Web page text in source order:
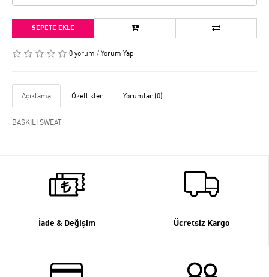
SEPETE EKLE
0 yorum / Yorum Yap
Açıklama Özellikler Yorumlar (0)
BASKILI SWEAT
İade & Değişim Ücretsiz Kargo